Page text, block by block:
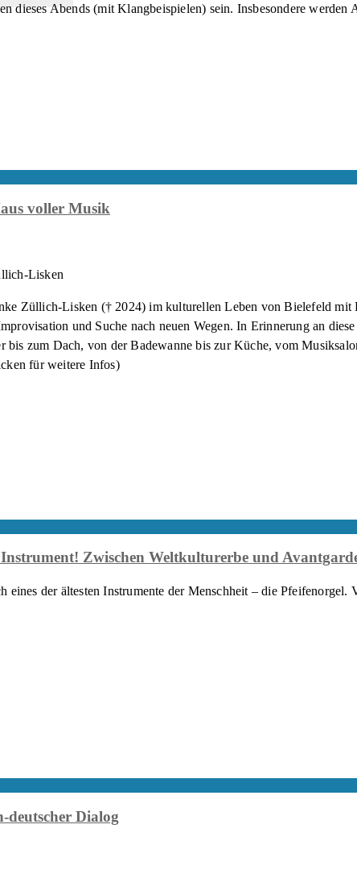
dieses Abends (mit Klangbeispielen) sein. Insbesondere
voller Musik
Lisken
Züllich-Lisken († 2024) im kulturellen Leben von Bielefeld
und Suche nach neuen Wegen. In Erinnerung an
zum Dach, von der Badewanne bis zur Küche, vom
für weitere Infos)
Zwischen Weltkulturerbe und
eines der ältesten Instrumente der Menschheit – die
deutscher Dialog